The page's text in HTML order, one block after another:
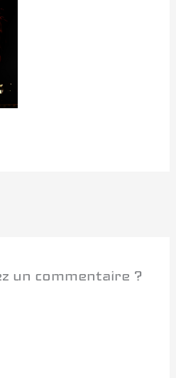
un commentaire ?